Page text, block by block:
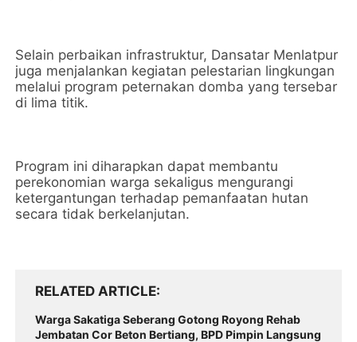
Selain perbaikan infrastruktur, Dansatar Menlatpur
juga menjalankan kegiatan pelestarian lingkungan
melalui program peternakan domba yang tersebar
di lima titik.
Program ini diharapkan dapat membantu
perekonomian warga sekaligus mengurangi
ketergantungan terhadap pemanfaatan hutan
secara tidak berkelanjutan.
RELATED ARTICLE
Warga Sakatiga Seberang Gotong Royong Rehab
Jembatan Cor Beton Bertiang, BPD Pimpin Langsung